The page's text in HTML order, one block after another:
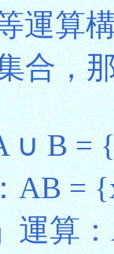
運算
合，
∪ B
AB
運算